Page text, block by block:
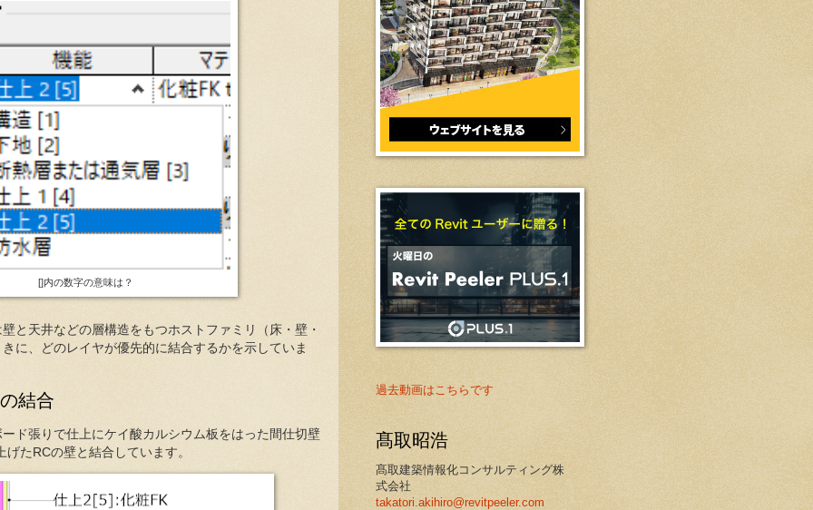
[]内の数字の意味は？
と天井などの層構造をもつホストファミリ（床・壁・
に、どのレイヤが優先的に結合するかを示していま
結合
ド張りで仕上にケイ酸カルシウム板をはった間仕切壁
たRCの壁と結合しています。
過去動画はこちらです
髙取昭浩
髙取建築情報化コンサルティング株
式会社
takatori.akihiro@revitpeeler.com